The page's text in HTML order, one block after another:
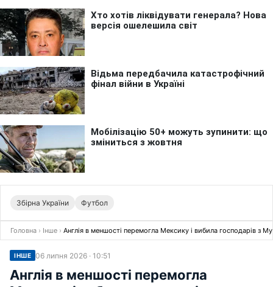
Збірна України Футбол
Головна › Інше › Англія в меншості перемогла Мексику і вибила господарів з
ІНШЕ 06 липня 2026 · 10:51
Англія в меншості перемогла